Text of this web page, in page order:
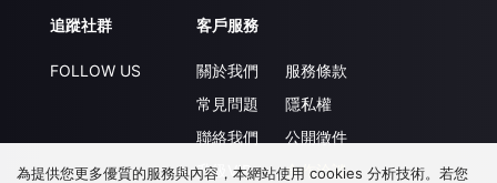
追蹤社群
FOLLOW US
客戶服務
關於我們
常見問題
聯絡我們
升級VIP
服務條款
隱私權
公開徵件
合作洽談
為提供您更多優質的服務與內容，本網站使用 cookies 分析技術。若您